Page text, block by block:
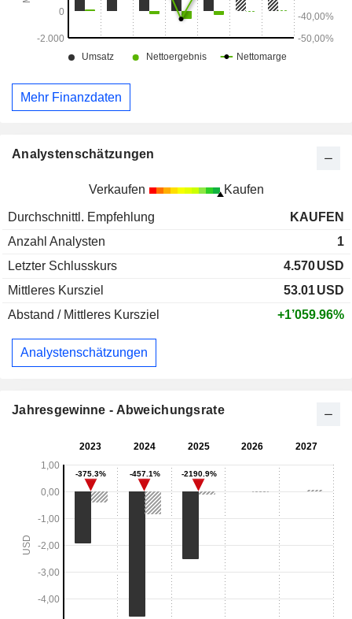
Mehr Finanzdaten
Analystenschätzungen
Verkaufen Kaufen
Durchschnittl. Empfehlung
KAUFEN
Anzahl Analysten
1
Letzter Schlusskurs
4.570USD
Mittleres Kursziel
53.01USD
Abstand / Mittleres Kursziel
+1’059.96%
Analystenschätzungen
Jahresgewinne - Abweichungsrate